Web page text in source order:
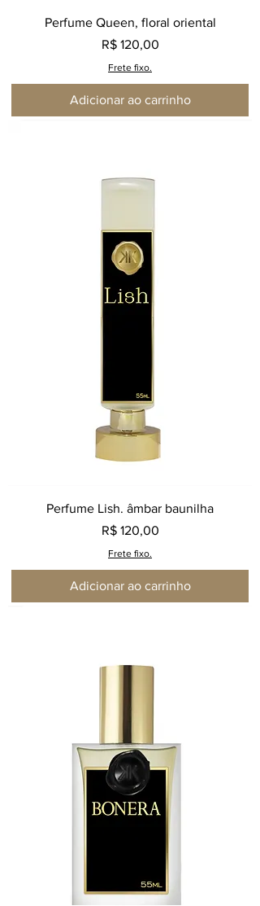
Perfume Queen, floral oriental
Preço
R$ 120,00
Frete fixo.
Adicionar ao carrinho
Perfume Lish. âmbar baunilha
Preço
R$ 120,00
Frete fixo.
Adicionar ao carrinho